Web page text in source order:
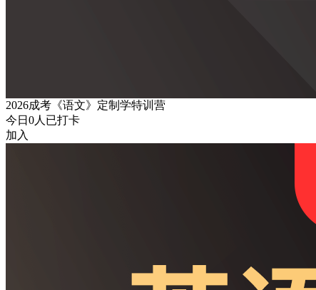
2026成考《语文》定制学特训营
今日 0人已打卡
加入